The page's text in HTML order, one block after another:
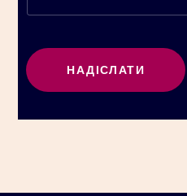
НАДІСЛАТИ